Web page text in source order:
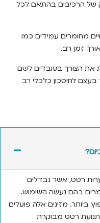
בהתאם לכל
עמידים כמו
בעובדים לשם
כלכלי רב
אשר נבדלים
נעשה השימוש.
אלה פועלים
מבוקרת